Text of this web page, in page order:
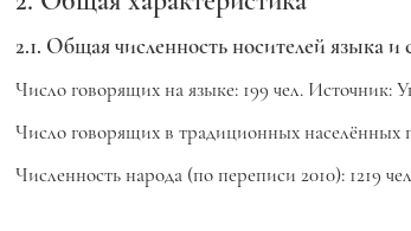
2.1. Общая численность носителей языка
Число говорящих на языке: 199 чел. Источник:
Число говорящих в традиционных населённых
Численность народа (по переписи 2010): 1219